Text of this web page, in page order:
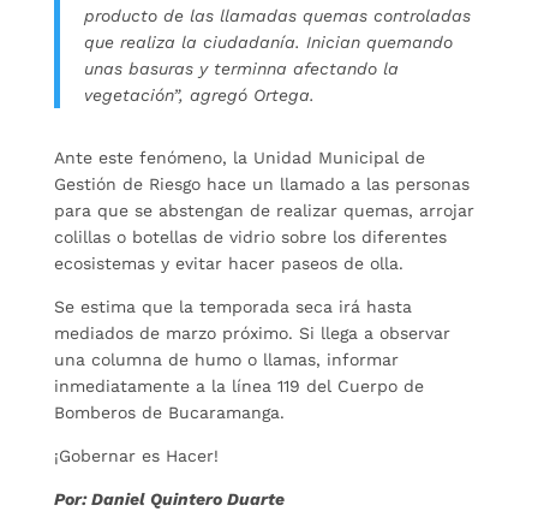
producto de las llamadas quemas controladas
que realiza la ciudadanía. Inician quemando
unas basuras y terminna afectando la
vegetación”, agregó Ortega.
Ante este fenómeno, la Unidad Municipal de
Gestión de Riesgo hace un llamado a las personas
para que se abstengan de realizar quemas, arrojar
colillas o botellas de vidrio sobre los diferentes
ecosistemas y evitar hacer paseos de olla.
Se estima que la temporada seca irá hasta
mediados de marzo próximo. Si llega a observar
una columna de humo o llamas, informar
inmediatamente a la línea 119 del Cuerpo de
Bomberos de Bucaramanga.
¡Gobernar es Hacer!
Por: Daniel Quintero Duarte